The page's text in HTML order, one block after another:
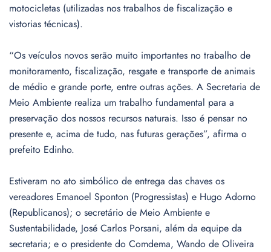
motocicletas (utilizadas nos trabalhos de fiscalização e
vistorias técnicas).
“Os veículos novos serão muito importantes no trabalho de
monitoramento, fiscalização, resgate e transporte de animais
de médio e grande porte, entre outras ações. A Secretaria de
Meio Ambiente realiza um trabalho fundamental para a
preservação dos nossos recursos naturais. Isso é pensar no
presente e, acima de tudo, nas futuras gerações”, afirma o
prefeito Edinho.
Estiveram no ato simbólico de entrega das chaves os
vereadores Emanoel Sponton (Progressistas) e Hugo Adorno
(Republicanos); o secretário de Meio Ambiente e
Sustentabilidade, José Carlos Porsani, além da equipe da
secretaria; e o presidente do Comdema, Wando de Oliveira